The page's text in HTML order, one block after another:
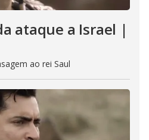
ataque a Israel |
ao rei Saul